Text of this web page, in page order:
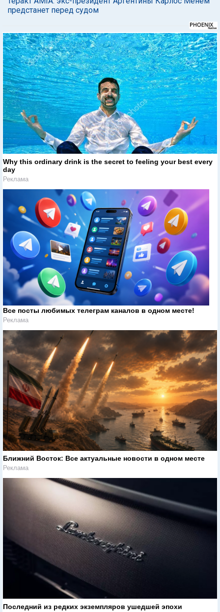
предстанет перед судом
Why this ordinary drink is the secret to feeling your best every
day
Реклама
Все посты любимых телеграм каналов в одном месте!
Реклама
Ближний Восток: Все актуальные новости в одном месте
Реклама
Последний из редких экземпляров ушедшей эпохи